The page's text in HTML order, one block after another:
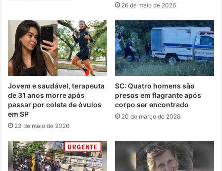
26 de maio de 2026
Jovem e saudável, terapeuta
de 31 anos morre após
passar por coleta de óvulos
em SP
23 de maio de 2026
SC: Quatro homens são
presos em flagrante após
corpo ser encontrado
20 de março de 2026